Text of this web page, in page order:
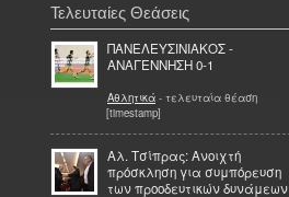
Τελευταίες Θεάσεις
ΠΑΝΕΛΕΥΣΙΝΙΑΚΟΣ -
ΑΝΑΓΕΝΝΗΣΗ 0-1
Αθλητικά - τελευταία θέαση
[timestamp]
Αλ. Τσίπρας: Ανοιχτή
πρόσκληση για συμπόρευση
των προοδευτικών δυνάμεων